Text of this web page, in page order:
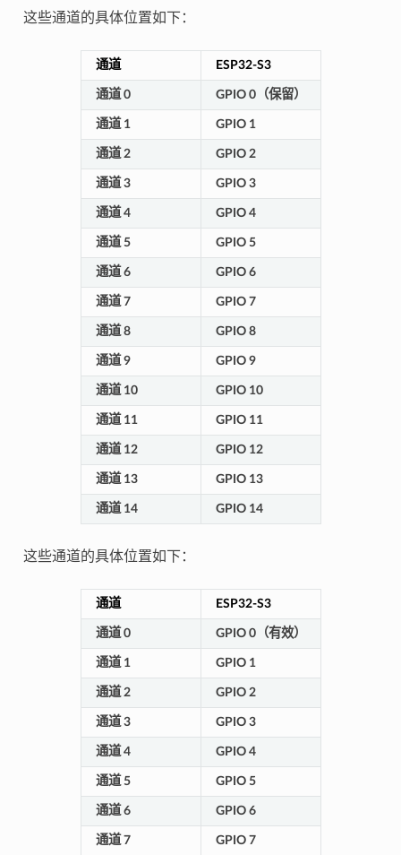
这些通道的具体位置如下：
通道 ESP32-S3
通道 0 GPIO 0（保留）
通道 1 GPIO 1
通道 2 GPIO 2
通道 3 GPIO 3
通道 4 GPIO 4
通道 5 GPIO 5
通道 6 GPIO 6
通道 7 GPIO 7
通道 8 GPIO 8
通道 9 GPIO 9
通道 10 GPIO 10
通道 11 GPIO 11
通道 12 GPIO 12
通道 13 GPIO 13
通道 14 GPIO 14
这些通道的具体位置如下：
通道 ESP32-S3
通道 0 GPIO 0（有效）
通道 1 GPIO 1
通道 2 GPIO 2
通道 3 GPIO 3
通道 4 GPIO 4
通道 5 GPIO 5
通道 6 GPIO 6
通道 7 GPIO 7